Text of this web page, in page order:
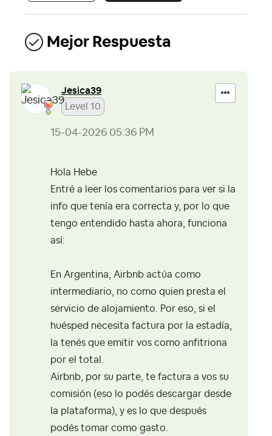
Mejor Respuesta
Jesica39
Level 10
‎15-04-2026 05:36 PM
Hola Hebe
Entré a leer los comentarios para ver si la
info que tenía era correcta y, por lo que
tengo entendido hasta ahora, funciona
así:
En Argentina, Airbnb actúa como
intermediario, no como quien presta el
servicio de alojamiento. Por eso, si el
huésped necesita factura por la estadía,
la tenés que emitir vos como anfitriona
por el total.
Airbnb, por su parte, te factura a vos su
comisión (eso lo podés descargar desde
la plataforma), y es lo que después
podés tomar como gasto.